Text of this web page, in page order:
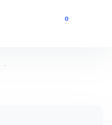
0